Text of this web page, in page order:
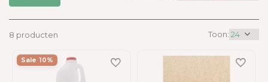
8 producten Toon:
Sale 10%